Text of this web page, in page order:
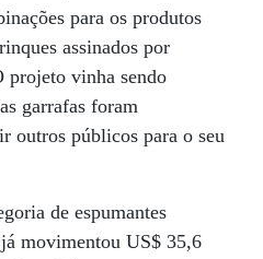
para os produtos
assinados por
vinha sendo
garrafas foram
outros públicos para o seu
de espumantes
movimentou US$ 35,6